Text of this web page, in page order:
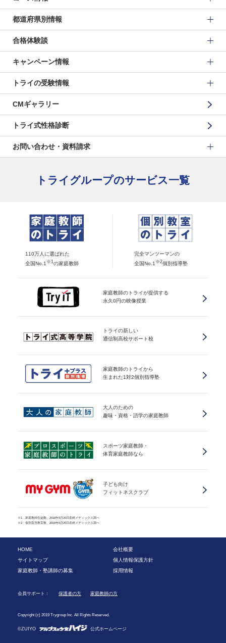
都道府県別情報
合格体験談
キャンペーン情報
トライの受験情報
CMギャラリー
トライ式性格診断
お問い合わせ・資料請求
トライグループのサービス一覧
110万人に選ばれた
全国No.1 ※1 の家庭教師
完全マンツーマンの
全国No.1 ※2個別指導塾
家庭教師のトライが提供する
永久0円の映像授業
トライの新しい
通信制高校サポート校
家庭教師のトライから
生まれた1対2個別指導塾
大人のための
趣味・資格・語学の家庭教師
スポーツ家庭教師・
体育家庭教師なら
子ども向け
フィットネスクラブ
※1 家庭教師生徒数、2016年5月20日産經メディックス調べ
※2 個別直営教室数、2016年5月20日産經メディックス調べ
HOME
会社概要
サイトマップ
個人情報保護方針
家庭教師・塾講師の募集
採用情報
会員サポート： 保護者の方 家庭教師の方
Copyright (c) 2019 Trygroup Inc. All Rights Reserved.
©ZUIYO 公式ホームページ